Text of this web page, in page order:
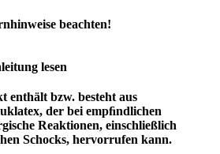
beachten!
lesen
enthält bzw. besteht aus
der bei empﬁndlichen
Reaktionen, einschließlich
Schocks, hervorrufen kann.